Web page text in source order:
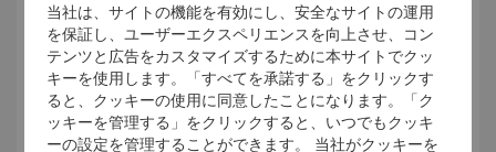
ザ・パラワン・フード・トラック
ザ・パラワン・フード・トラックで、食の冒険に出かけまし
ょう。10台のトラックが、世界中から本格的な味やクリエイ
ティブなメニューをお届けします。手軽に味わえる美味しい
お料理や、お気に入りのスポットが見つかることでしょう。
こちらから詳細をご覧ください。
当社は、サイトの機能を有効にし、安全なサイトの運用
を保証し、ユーザーエクスペリエンスを向上させ、コン
テンツと広告をカスタマイズするために本サイトでクッ
キーを使用します。「すべてを承諾する」をクリックす
ると、クッキーの使用に同意したことになります。「ク
ッキーを管理する」をクリックすると、いつでもクッキ
ーの設定を管理することができます。 当社がクッキーを